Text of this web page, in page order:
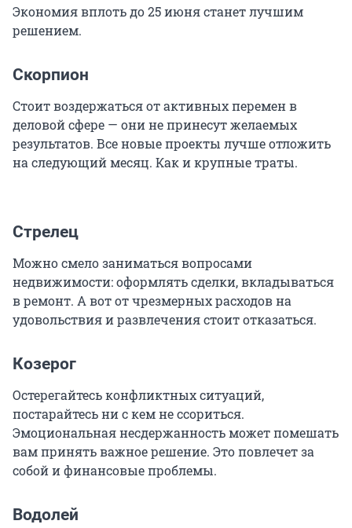
Экономия вплоть до 25 июня станет лучшим
решением.
Скорпион
Стоит воздержаться от активных перемен в
деловой сфере — они не принесут желаемых
результатов. Все новые проекты лучше отложить
на следующий месяц. Как и крупные траты.
Стрелец
Можно смело заниматься вопросами
недвижимости: оформлять сделки, вкладываться
в ремонт. А вот от чрезмерных расходов на
удовольствия и развлечения стоит отказаться.
Козерог
Остерегайтесь конфликтных ситуаций,
постарайтесь ни с кем не ссориться.
Эмоциональная несдержанность может помешать
вам принять важное решение. Это повлечет за
собой и финансовые проблемы.
Водолей